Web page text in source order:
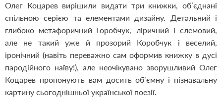
Олег Коцарев вирішили видати три книжки, об’єднані
спільною серією та елементами дизайну. Детальний і
глибоко метафоричний Горобчук, ліричний і слемовий,
але не такий уже й прозорий Коробчук і веселий,
іронічний (навіть переважно сам оформив книжку в дусі
пародійного наїву!), але неочікувано зворушливий Олег
Коцарев пропонують вам досить об’ємну і пізнавальну
картину сьогоднішньої української поезії.